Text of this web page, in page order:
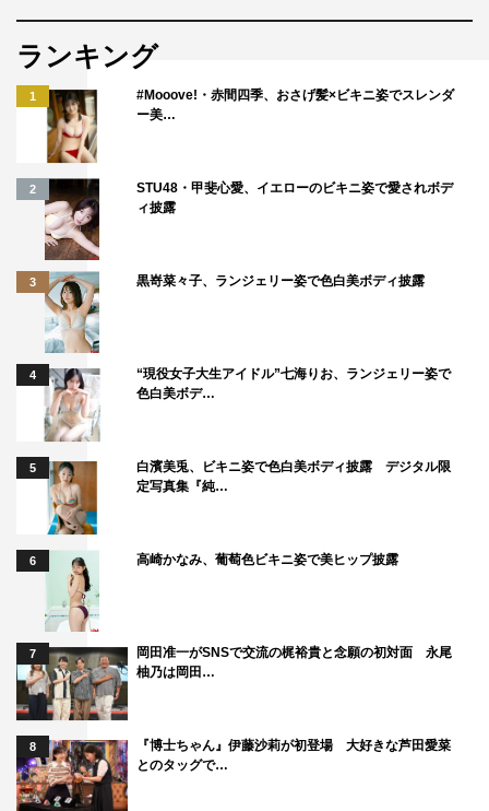
ランキング
1
#Mooove!・赤間四季、おさげ髪×ビキニ姿でスレンダ
ー美…
2
STU48・甲斐心愛、イエローのビキニ姿で愛されボデ
ィ披露
3 黒嵜菜々子、ランジェリー姿で色白美ボディ披露
4
“現役女子大生アイドル”七海りお、ランジェリー姿で
色白美ボデ…
5
白濱美兎、ビキニ姿で色白美ボディ披露 デジタル限
定写真集『純…
6 高崎かなみ、葡萄色ビキニ姿で美ヒップ披露
7
岡田准一がSNSで交流の梶裕貴と念願の初対面 永尾
柚乃は岡田…
8
『博士ちゃん』伊藤沙莉が初登場 大好きな芦田愛菜
とのタッグで…